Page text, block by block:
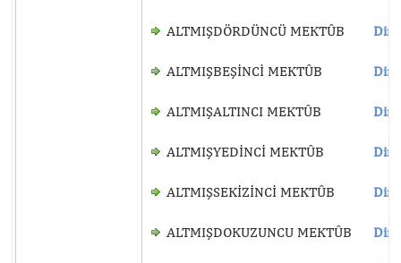
ALTMIŞDÖRDÜNCÜ MEKTÛB
ALTMIŞBEŞİNCİ MEKTÛB
ALTMIŞALTINCI MEKTÛB
ALTMIŞYEDİNCİ MEKTÛB
ALTMIŞSEKİZİNCİ MEKTÛB
ALTMIŞDOKUZUNCU MEKTÛB